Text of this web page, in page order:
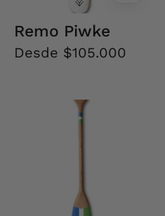
Remo Piwke
Desde $105.000
Remo
Reino